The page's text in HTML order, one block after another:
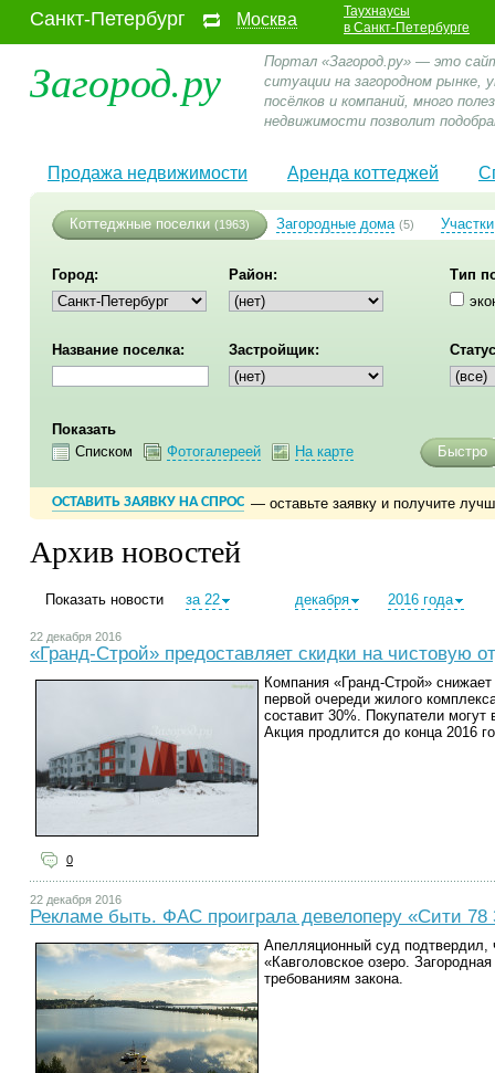
Санкт-Петербург Москва
Таухнаусы
в Санкт-Петербурге
Загород.ру
Портал «Загород.ру» — это
ситуации на загородном
посёлков и компаний, много
недвижимости позволит
Продажа недвижимости Аренда коттеджей
Коттеджные поселки (1963) Загородные дома (5) Участки
Город: Район:
Тип
Название поселка: Застройщик:
Показать
Списком
Фотогалереей На карте Быстро
ОСТАВИТЬ ЗАЯВКУ НА СПРОС — оставьте заявку и получите
Архив новостей
Показать новости за 22 декабря 2016 года
22 декабря 2016
«Гранд-Строй» предоставляет скидки на чистовую
Компания «Гранд-Строй»
первой очереди жилого
составит 30%. Покупатели могут
Акция продлится до конца 2016
0
22 декабря 2016
Рекламе быть. ФАС проиграла девелоперу «Сити 78
Апелляционный суд подтвердил,
«Кавголовское озеро.
требованиям закона.